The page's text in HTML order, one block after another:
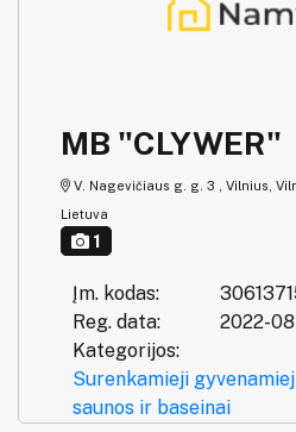
MB "CLYWER"
V. Nagevičiaus g. g. 3 , Vilnius,
Lietuva
1
Įm. kodas:
Reg. data:
2022-
Kategorijos:
Surenkamieji
saunos ir baseinai